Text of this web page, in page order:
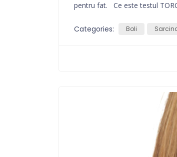
pentru fat. Ce este testul
Categories: Boli